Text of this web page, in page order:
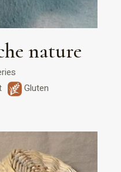
nature
Gluten